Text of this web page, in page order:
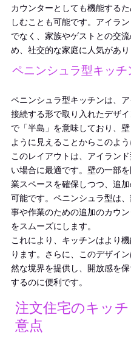
カウンターとしても機能する
しむことも可能です。アイラ
でなく、家族やゲストとの交
め、社交的な家庭に人気があり
ペニンシュラ型キッチ
ペニンシュラ型キッチンは、
接続する形で取り入れたデザ
で「半島」を意味しており、
ように見えることからこのよう
このレイアウトは、アイラン
い場合に最適です。壁の一部
業スペースを確保しつつ、追
可能です。ペニンシュラ型は
事や作業のための追加のカウ
をスムーズにします。
これにより、キッチンはより
ります。さらに、このデザイ
然な境界を提供し、開放感を
するのに便利です。
注文住宅のキッ
意点